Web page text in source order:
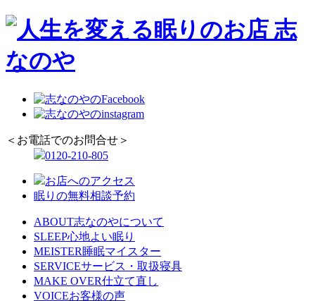
＜お電話でのお問合せ＞
0120-210-805
お店へのアクセス
眠りの無料相談予約
ABOUT志なのやについて
SLEEP心地よい眠り
MEISTER睡眠マイスター
SERVICEサービス・取扱寝具
MAKE OVER仕立て直し
VOICEお客様の声